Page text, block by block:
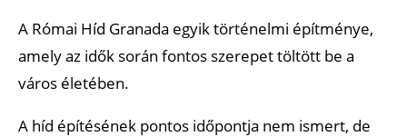
A Római Híd Granada egyik történelmi építménye,
amely az idők során fontos szerepet töltött be a
város életében.
A híd építésének pontos időpontja nem ismert, de